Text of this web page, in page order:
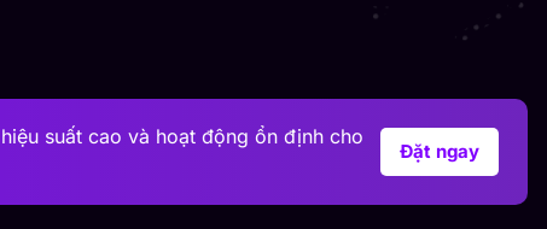
suất cao và hoạt động ổn định cho
Đặt ngay